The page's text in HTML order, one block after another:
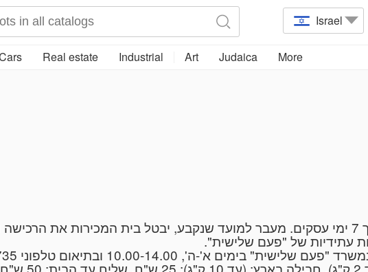
Israel
Real estate Industrial Art Judaica More
1. על הרוכש להסדיר את נושא התשלום בתוך 7 ימי עסקים. מעבר למועד שנקבע, יבטל בית
עתידיות של "פעם שלישית".